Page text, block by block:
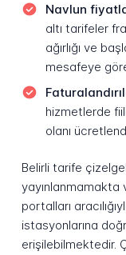
Navlun
altı tarifeler
ağırlığı ve
mesafeye
hizmetlerde fiili
olanı
Belirli tarife
yayınlanmamakta
portalları
istasyonlarına
erişilebilmektedir.